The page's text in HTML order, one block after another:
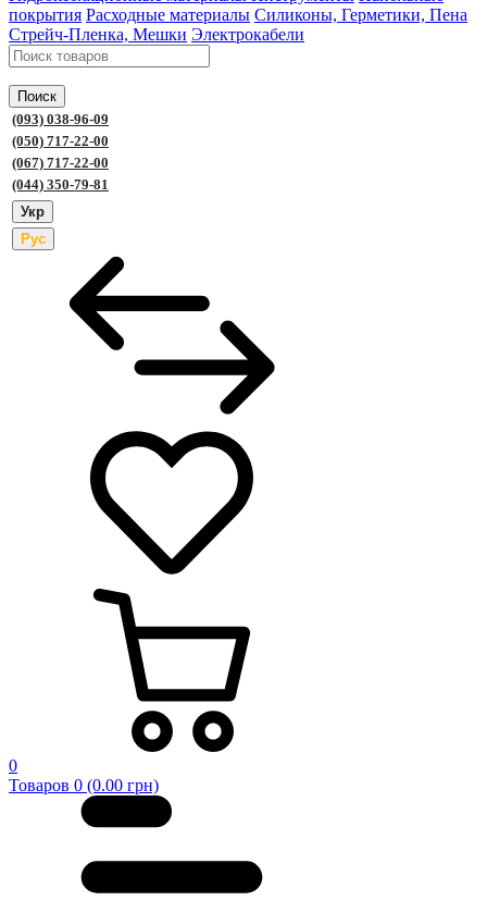
покрытия Расходные материалы Силиконы, Герметики, Пена
Стрейч-Пленка, Мешки Электрокабели
Поиск
(093) 038-96-09
(050) 717-22-00
(067) 717-22-00
(044) 350-79-81
Укр
Рус
0
Товаров 0 (0.00 грн)